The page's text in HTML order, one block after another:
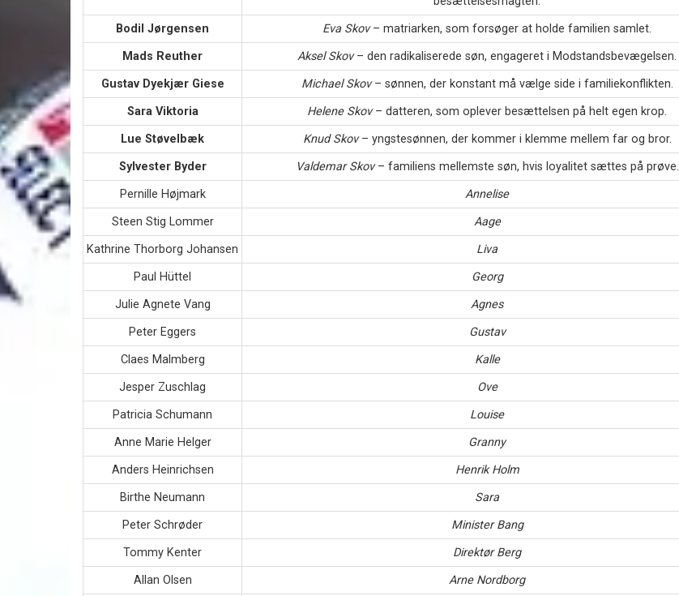
Bodil Jørgensen
Eva Skov– matriarken, som forsøger at holde familien samlet.
Mads Reuther
Aksel Skov– den radikaliserede søn, engageret i Modstandsbevægelsen.
Gustav Dyekjær Giese
Michael Skov– sønnen, der konstant må vælge side i familiekonflikten.
Sara Viktoria
Helene Skov– datteren, som oplever besættelsen på helt egen krop.
Lue Støvelbæk
Knud Skov– yngstesønnen, der kommer i klemme mellem far og bror.
Sylvester Byder
Valdemar Skov– familiens mellemste søn, hvis loyalitet sættes på prøve.
Pernille Højmark
Annelise
Steen Stig Lommer
Aage
Kathrine Thorborg Johansen
Liva
Paul Hüttel
Georg
Julie Agnete Vang
Agnes
Peter Eggers
Gustav
Claes Malmberg
Kalle
Jesper Zuschlag
Ove
Patricia Schumann
Louise
Anne Marie Helger
Granny
Anders Heinrichsen
Henrik Holm
Birthe Neumann
Sara
Peter Schrøder
Minister Bang
Tommy Kenter
Direktør Berg
Allan Olsen
Arne Nordborg